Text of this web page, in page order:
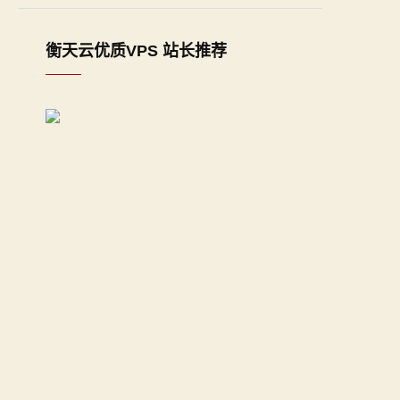
衡天云优质VPS 站长推荐